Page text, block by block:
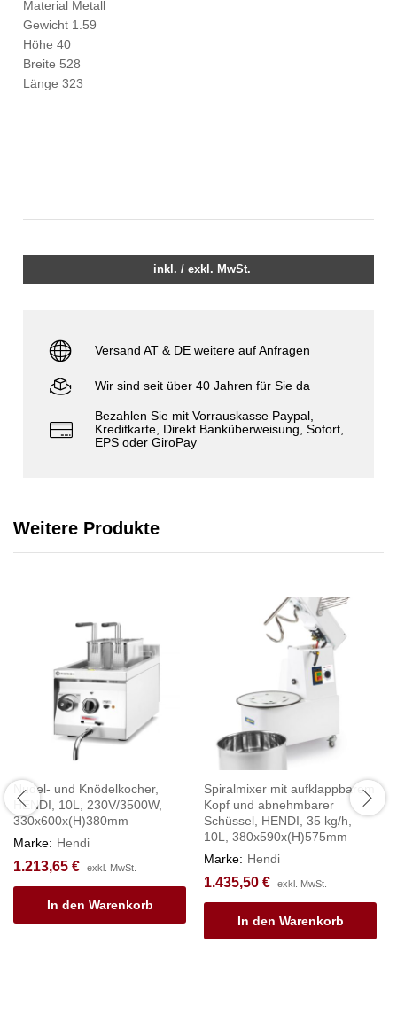
Material Metall
Gewicht 1.59
Höhe 40
Breite 528
Länge 323
inkl. / exkl. MwSt.
Versand AT & DE weitere auf Anfragen
Wir sind seit über 40 Jahren für Sie da
Bezahlen Sie mit Vorrauskasse Paypal,
Kreditkarte, Direkt Banküberweisung, Sofort,
EPS oder GiroPay
Weitere Produkte
Nudel- und Knödelkocher,
HENDI, 10L, 230V/3500W,
330x600x(H)380mm
Marke: Hendi
1.213,65 € exkl. MwSt.
In den Warenkorb
Spiralmixer mit aufklappbarem
Kopf und abnehmbarer
Schüssel, HENDI, 35 kg/h,
10L, 380x590x(H)575mm
Marke: Hendi
1.435,50 € exkl. MwSt.
In den Warenkorb